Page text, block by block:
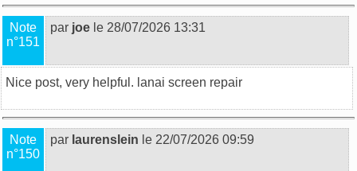
Note
n°151
par joe le 28/07/2026 13:31
Nice post, very helpful. lanai screen repair
Note
n°150
par laurenslein le 22/07/2026 09:59